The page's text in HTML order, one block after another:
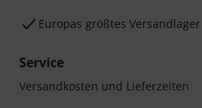
Europas größtes Versandlager
Service
Versandkosten und Lieferzeiten